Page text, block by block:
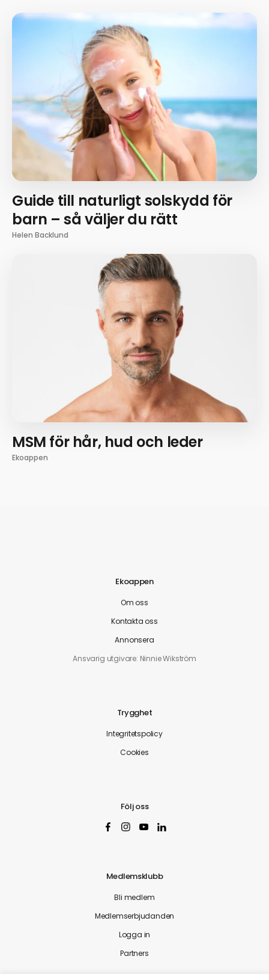
Guide till naturligt solskydd för
barn – så väljer du rätt
Helen Backlund
MSM för hår, hud och leder
Ekoappen
Ekoappen
Om oss
Kontakta oss
Annonsera
Ansvarig utgivare: Ninnie Wikström
Trygghet
Integritetspolicy
Cookies
Följ oss
Medlemsklubb
Bli medlem
Medlemserbjudanden
Logga in
Partners